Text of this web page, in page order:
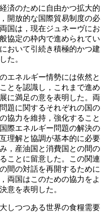
済のために自由かつ拡大的
開放的な国際貿易制度の必
国は，現在ジュネーヴにお
協定の枠内で進められてい
おいて引続き積極的かつ建
た。
エネルギー情勢には依然と
とを認識し，これまで進め
に満足の意を表明した。両
題に関するそれぞれの国の
協力を維持，強化すること
際エネルギー問題の解決の
理解と協調が基本的に必要
，産油国と消費国との間の
ことに留意した。この関連
間の対話を再開するために
両国はこのための協力をよ
意を表明した。
しつつある世界の食糧需要